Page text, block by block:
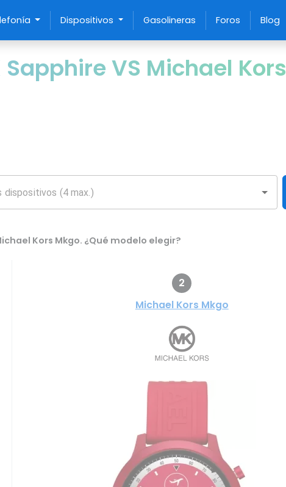
Dispositivos Gasolineras Foros Blog
VS Michael Kors
Kors Mkgo. ¿Qué modelo elegir?
2
Michael Kors Mkgo